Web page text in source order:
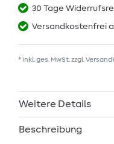
30 Tage
Versandkostenfrei
* inkl. ges. MwSt. zzgl.
Weitere Details
Beschreibung